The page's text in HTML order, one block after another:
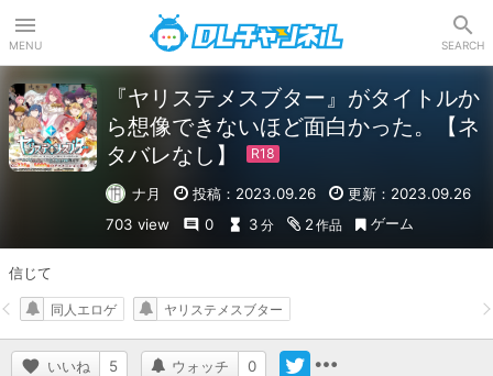
MENU SEARCH
『ヤリステメスブター』がタイトルか
ら想像できないほど面白かった。【ネ
タバレなし】
ナ月 投稿：2023.09.26
更新：2023.09.26
703 view
0 3 分 2 作品 ゲーム
信じて
いいね 5 ウォッチ 0
同人エロゲ ヤリステメスブター